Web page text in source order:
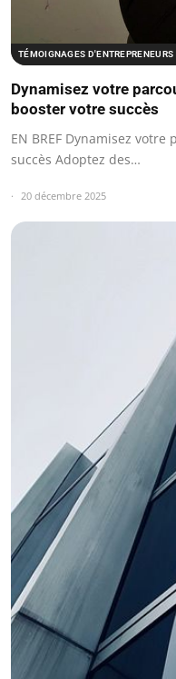
TÉMOIGNAGES D'ENTREPRENEURS
Dynamisez votre
booster votre succès
EN BREF Dynamisez
succès Adoptez des…
20 décembre 2025